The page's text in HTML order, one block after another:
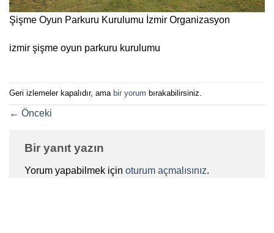
Şişme Oyun Parkuru Kurulumu İzmir Organizasyon
izmir şişme oyun parkuru kurulumu
Geri izlemeler kapalıdır, ama bir yorum bırakabilirsiniz.
← Önceki
Bir yanıt yazın
Yorum yapabilmek için oturum açmalısınız.